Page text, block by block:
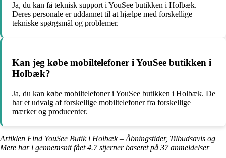
Ja, du kan få teknisk support i YouSee butikken i Holbæk.
Deres personale er uddannet til at hjælpe med forskellige
tekniske spørgsmål og problemer.
Kan jeg købe mobiltelefoner i YouSee butikken i
Holbæk?
Ja, du kan købe mobiltelefoner i YouSee butikken i Holbæk. De
har et udvalg af forskellige mobiltelefoner fra forskellige
mærker og producenter.
Artiklen Find YouSee Butik i Holbæk – Åbningstider, Tilbudsavis og
Mere har i gennemsnit fået4.7stjerner baseret på 37anmeldelser